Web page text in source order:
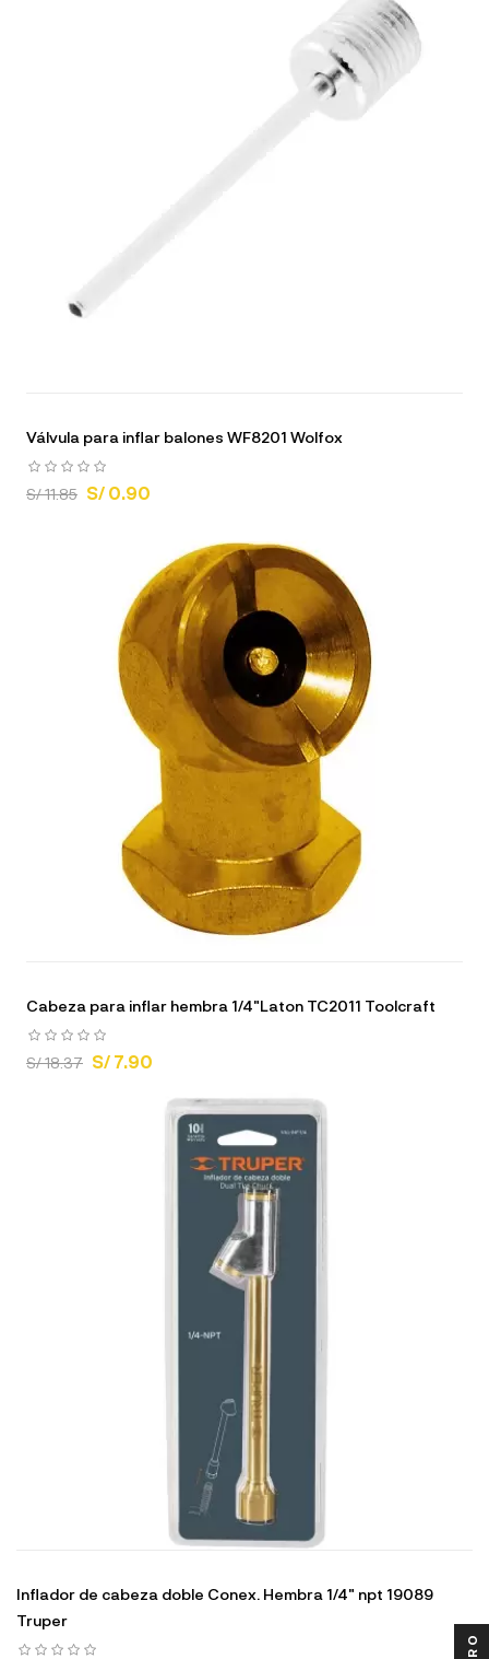
Válvula para inflar balones WF8201 Wolfox
S/ 11.85 S/ 0.90
Cabeza para inflar hembra 1/4"Laton TC2011 Toolcraft
S/ 18.37 S/ 7.90
Inflador de cabeza doble Conex. Hembra 1/4" npt 19089
Truper